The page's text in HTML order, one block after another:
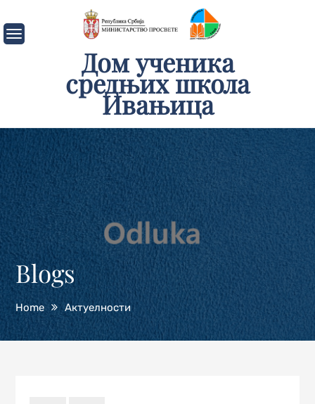
to
content
Дом ученика
средњих школа
Ивањица
Blogs
Home Актуелности